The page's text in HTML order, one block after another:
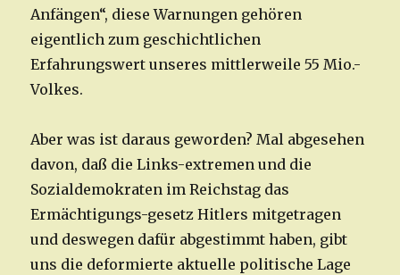
Anfängen“, diese Warnungen gehören
eigentlich zum geschichtlichen
Erfahrungswert unseres mittlerweile 55 Mio.-
Volkes.
Aber was ist daraus geworden? Mal abgesehen
davon, daß die Links-extremen und die
Sozialdemokraten im Reichstag das
Ermächtigungs-gesetz Hitlers mitgetragen
und deswegen dafür abgestimmt haben, gibt
uns die deformierte aktuelle politische Lage